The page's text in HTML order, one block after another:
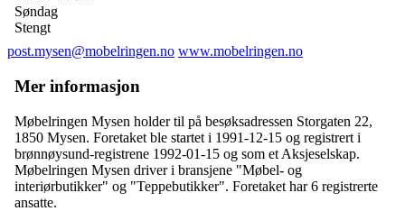
Søndag
Stengt
post.mysen@mobelringen.no www.mobelringen.no
Mer informasjon
Møbelringen Mysen holder til på besøksadressen Storgaten 22,
1850 Mysen. Foretaket ble startet i 1991-12-15 og registrert i
brønnøysund-registrene 1992-01-15 og som et Aksjeselskap.
Møbelringen Mysen driver i bransjene "Møbel- og
interiørbutikker" og "Teppebutikker". Foretaket har 6 registrerte
ansatte.